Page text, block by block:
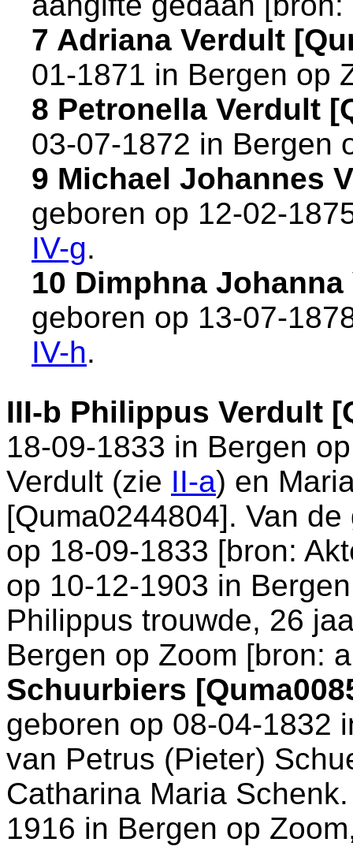
7 Adriana Verdult
01-1871 in Bergen op
8 Petronella Verdult
03-07-1872 in Bergen
9 Michael Johannes
geboren op 12-02-
IV-g.
10 Dimphna
geboren op 13-07-
IV-h.
III-b Philippus Verdult
18-09-1833 in Bergen
Verdult (zie II-a) en
[Quma0244804]. Van
op 18-09-1833 [bron:
op 10-12-1903 in
Philippus trouwde, 26
Bergen op Zoom [bron:
Schuurbiers
geboren op 08-04-1832
van Petrus (Pieter)
Catharina Maria
1916 in Bergen op Zoom